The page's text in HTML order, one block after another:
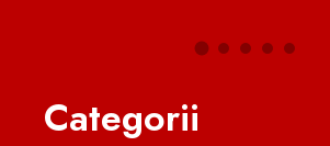
Categorii